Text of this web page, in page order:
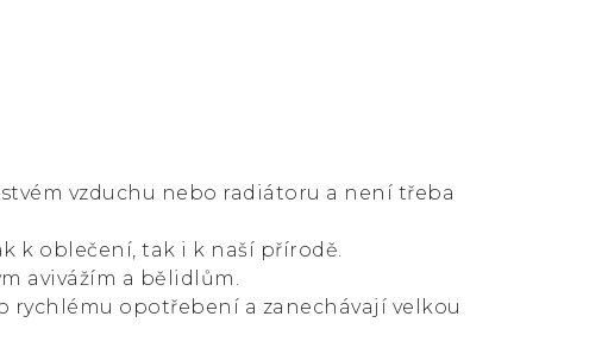
vzduchu nebo radiátoru a není třeba
k oblečení, tak i k naší přírodě.
avivážím a bělidlům.
rychlému opotřebení a zanechávají velkou